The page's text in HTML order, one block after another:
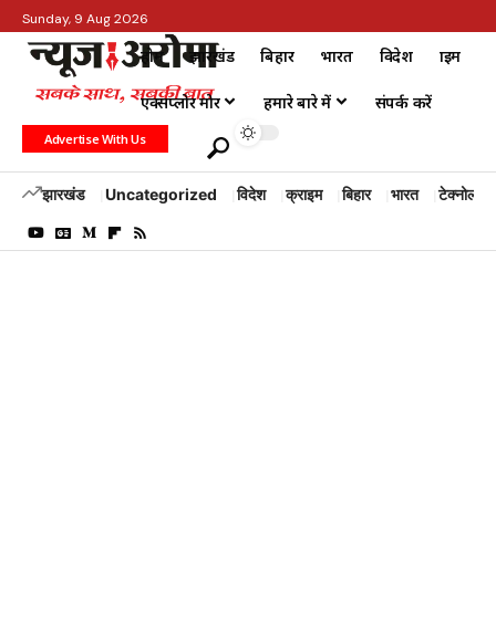
Sunday, 9 Aug 2026
होम झारखंड बिहार भारत विदेश क्राइम
एक्सप्लोर मोर हमारे बारे में संपर्क करें
Advertise With Us
झारखंड Uncategorized विदेश क्राइम बिहार भारत टेक्नोलॉजी